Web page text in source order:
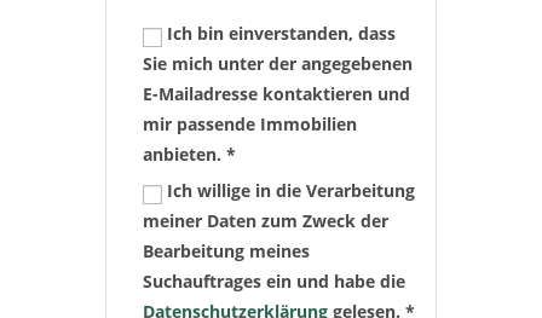
Ich bin einverstanden, dass
Sie mich unter der angegebenen
E-Mailadresse kontaktieren und
mir passende Immobilien
anbieten. *
Ich willige in die Verarbeitung
meiner Daten zum Zweck der
Bearbeitung meines
Suchauftrages ein und habe die
Datenschutzerklärung gelesen. *